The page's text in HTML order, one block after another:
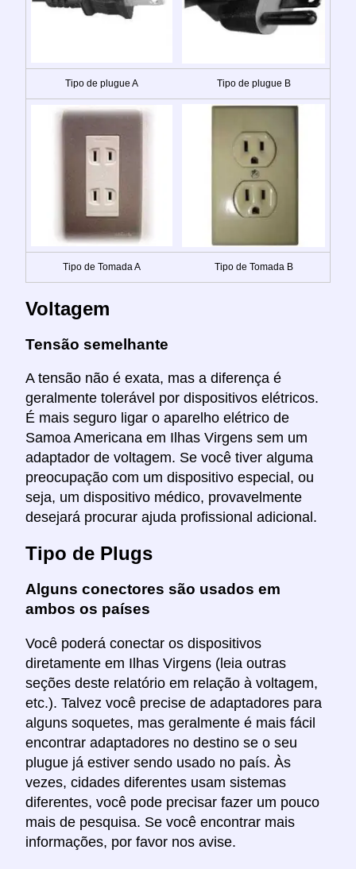
Tipo de plugue A Tipo de plugue B
Tipo de Tomada A Tipo de Tomada B
Voltagem
Tensão semelhante
A tensão não é exata, mas a diferença é
geralmente tolerável por dispositivos elétricos.
É mais seguro ligar o aparelho elétrico de
Samoa Americana em Ilhas Virgens sem um
adaptador de voltagem. Se você tiver alguma
preocupação com um dispositivo especial, ou
seja, um dispositivo médico, provavelmente
desejará procurar ajuda profissional adicional.
Tipo de Plugs
Alguns conectores são usados em
ambos os países
Você poderá conectar os dispositivos
diretamente em Ilhas Virgens (leia outras
seções deste relatório em relação à voltagem,
etc.). Talvez você precise de adaptadores para
alguns soquetes, mas geralmente é mais fácil
encontrar adaptadores no destino se o seu
plugue já estiver sendo usado no país. Às
vezes, cidades diferentes usam sistemas
diferentes, você pode precisar fazer um pouco
mais de pesquisa. Se você encontrar mais
informações, por favor nos avise.